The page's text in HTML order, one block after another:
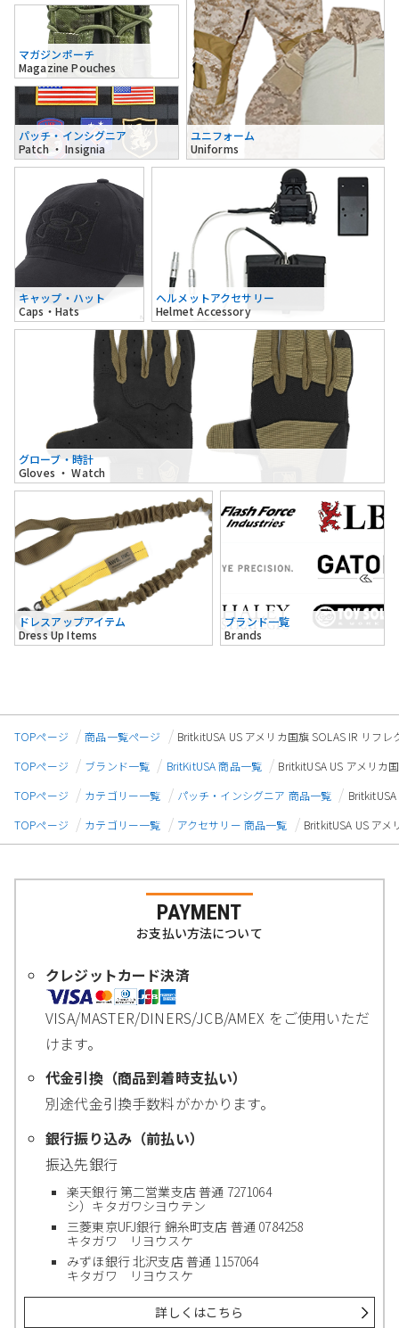
マガジンポーチ
Magazine Pouches
パッチ・インシグニア
Patch ・ Insignia
ユニフォーム
Uniforms
キャップ・ハット
Caps・Hats
ヘルメットアクセサリー
Helmet Accessory
グローブ・時計
Gloves ・ Watch
ドレスアップアイテム
Dress Up Items
ブランド一覧
Brands
TOPページ 商品一覧ページ
BritkitUSA US アメリカ国旗 SOLAS IR リフ
TOPページ
ブランド一覧 BritKitUSA 商品一覧
BritkitUSA US アメリカ
TOPページ
カテゴリー一覧 パッチ・インシグニア 商品一覧
TOPページ
カテゴリー一覧 アクセサリー 商品一覧 BritkitUSA US アメ
PAYMENT
お支払い方法について
クレジットカード決済
VISA/MASTER/DINERS/JCB/AMEX をご使用いただ
けます。
代金引換（商品到着時支払い）
別途代金引換手数料がかかります。
銀行振り込み（前払い）
振込先銀行
楽天銀行 第二営業支店 普通 7271064
シ）キタガワシヨウテン
三菱東京UFJ銀行 錦糸町支店 普通 0784258
キタガワ リヨウスケ
みずほ銀行 北沢支店 普通 1157064
キタガワ リヨウスケ
詳しくはこちら